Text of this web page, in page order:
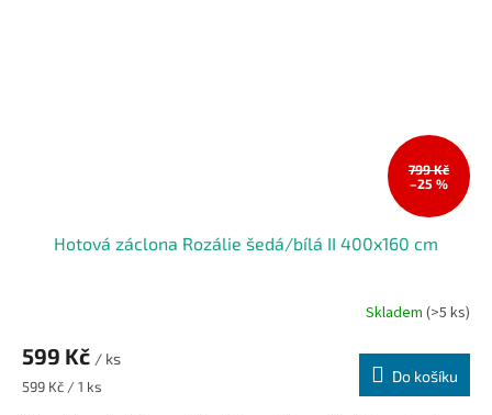
799 Kč
–25 %
Hotová záclona Rozálie šedá/bílá II 400x160 cm
Skladem (>5 ks)
599 Kč / ks
Měrná
599 Kč / 1 ks
Do košíku